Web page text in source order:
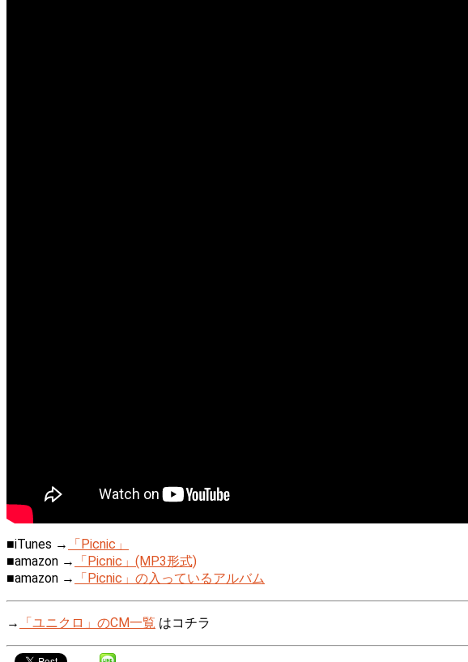
■iTunes →
「Picnic」
■amazon →
「Picnic」(MP3形式)
■amazon →
「Picnic」の入っているアルバム
→ 「ユニクロ」のCM一覧 はコチラ